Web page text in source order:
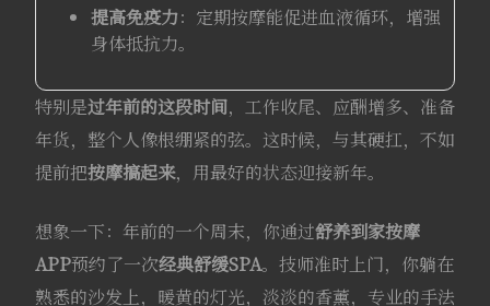
提高免疫力：定期按摩能促进血液循环，增强
身体抵抗力。
特别是过年前的这段时间，工作收尾、应酬增多、准备
年货，整个人像根绷紧的弦。这时候，与其硬扛，不如
提前把按摩搞起来，用最好的状态迎接新年。
想象一下：年前的一个周末，你通过舒养到家按摩
APP预约了一次经典舒缓SPA。技师准时上门，你躺在
熟悉的沙发上，暖黄的灯光，淡淡的香薰，专业的手法